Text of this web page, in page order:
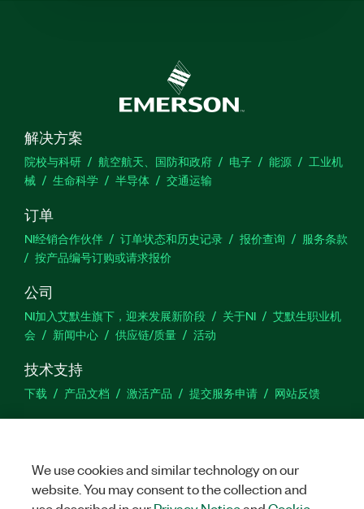
解决方案
院校与科研 航空航天、国防和政府 电子 能源
工业机
械
生命科学 半导体 交通运输
订单
NI经销合作伙伴 订单状态和历史记录 报价查询
服务条款
按产品编号订购或请求报价
公司
NI加入艾默生旗下，迎来发展新阶段 关于NI
艾默生职业机
会
新闻中心 供应链/质量 活动
技术支持
下载 产品文档 激活产品 提交服务申请 网站反馈
We use cookies and similar technology on our
website. You may consent to the collection and